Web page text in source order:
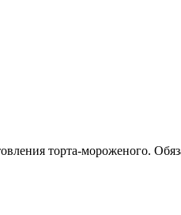
торта-мороженого.